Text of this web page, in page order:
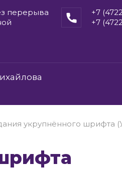
перерыва
+7
+7
укрупнённого шрифта